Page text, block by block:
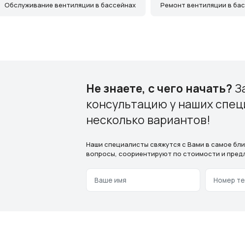
Обслуживание вентиляции в бассейнах Ремонт вентиляции в
Не знаете, с чего начать?
консультацию у наших
несколько вариантов!
Наши специалисты свяжутся с Вами в самое
вопросы, соориентируют по стоимости и